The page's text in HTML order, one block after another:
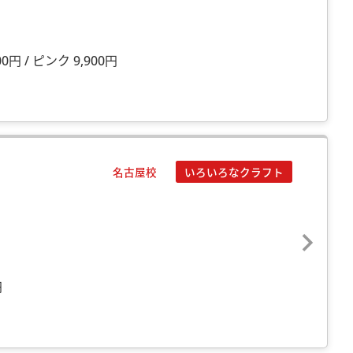
円 / ピンク 9,900円
名古屋校 いろいろなクラフト